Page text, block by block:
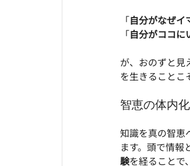
「自分がなぜイ
「自分がココに
が、おのずと見
を生きることこ
智恵の体内
知識を真の智恵
ます。頭で情
験を経ることで